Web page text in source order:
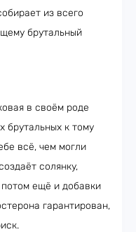
из всего
брутальный
в своём роде
брутальных к тому
всё, чем могли
солянку,
потом ещё и добавки
гарантирован,